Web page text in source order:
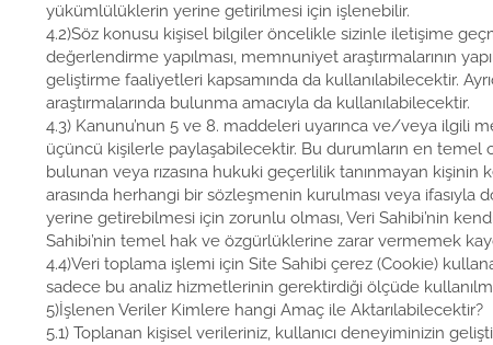
yükümlülüklerin yerine getirilmesi için işlenebilir.
4.2)Söz konusu kişisel bilgiler öncelikle sizinle iletişime
değerlendirme yapılması, memnuniyet araştırmalarının
geliştirme faaliyetleri kapsamında da kullanılabilecektir.
araştırmalarında bulunma amacıyla da kullanılabilecektir.
4.3) Kanunu’nun 5 ve 8. maddeleri uyarınca ve/veya ilgili
üçüncü kişilerle paylaşabilecektir. Bu durumların en temel
bulunan veya rızasına hukuki geçerlilik tanınmayan kişinin
arasında herhangi bir sözleşmenin kurulması veya
yerine getirebilmesi için zorunlu olması, Veri Sahibi’nin
Sahibi’nin temel hak ve özgürlüklerine zarar vermemek
4.4)Veri toplama işlemi için Site Sahibi çerez (Cookie)
sadece bu analiz hizmetlerinin gerektirdiği ölçüde
5)İşlenen Veriler Kimlere hangi Amaç ile Aktarılabilecektir?
5.1) Toplanan kişisel verileriniz, kullanıcı deneyiminizin